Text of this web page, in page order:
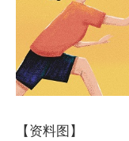
【资料图】